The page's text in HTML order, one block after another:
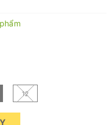
12